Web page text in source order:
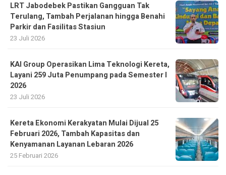
LRT Jabodebek Pastikan Gangguan Tak
Terulang, Tambah Perjalanan hingga Benahi
Parkir dan Fasilitas Stasiun
23 Juli 2026
KAI Group Operasikan Lima Teknologi Kereta,
Layani 259 Juta Penumpang pada Semester I
2026
23 Juli 2026
Kereta Ekonomi Kerakyatan Mulai Dijual 25
Februari 2026, Tambah Kapasitas dan
Kenyamanan Layanan Lebaran 2026
25 Februari 2026